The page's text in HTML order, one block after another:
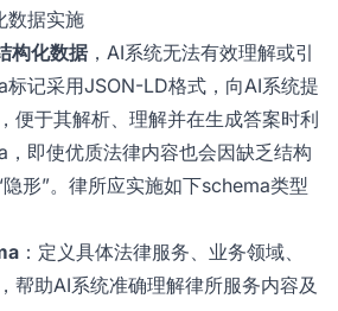
数据实施
构化数据，AI系统无法有效理解或引
标记采用JSON-LD格式，向AI系统提
便于其解析、理解并在生成答案时利
即使优质法律内容也会因缺乏结构
形”。律所应实施如下schema类型
：定义具体法律服务、业务领域、
帮助AI系统准确理解律所服务内容及